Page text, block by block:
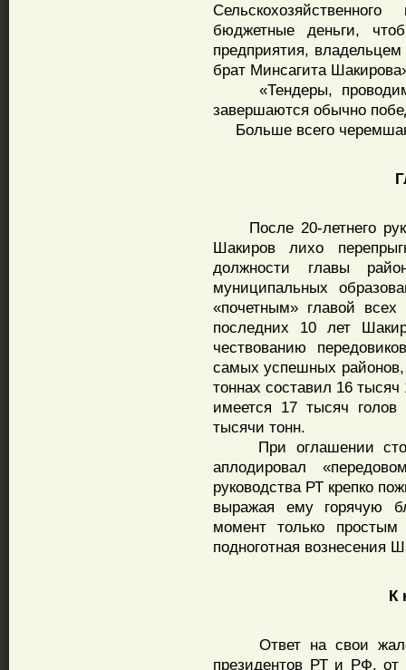
бюджетные деньги,
предприятия,
брат Минсагита
«Тендеры,
завершаются обычно
Больше всего
После 20-летнего
Шакиров лихо
должности главы
муниципальных
«почетным» главой
последних 10 лет
чествованию
самых успешных
тоннах составил 16
имеется 17 тысяч
тысячи тонн.
При оглашении столь
аплодировал
руководства РТ крепко
выражая ему горячую
момент только
подноготная вознесения
К
Ответ на свои
президентов РТ и РФ, от